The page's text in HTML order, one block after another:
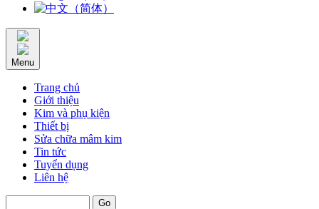
Menu
Trang chủ
Giới thiệu
Kim và phụ kiện
Thiết bị
Sửa chữa mâm kim
Tin tức
Tuyển dụng
Liên hệ